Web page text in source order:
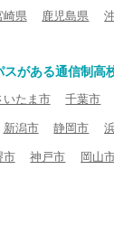
崎県 鹿児島県
がある通信制高
いたま市 千葉市
新潟市 静岡市
市 神戸市 岡山